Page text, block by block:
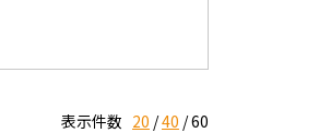
表示件数 20 40 60